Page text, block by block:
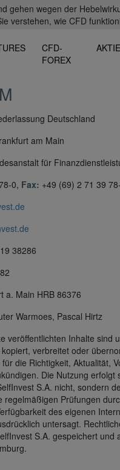
gehen wegen der
verstehen, wie CFD
CFD-
FOREX
Deutschland
am Main
für
0, Fax: +49 (69) 2 71 39
38286
a. Main HRB 86376
Warmoes, Pascal Hirtz
veröffentlichten Inhalte
verbreitet oder
für die Richtigkeit, Aktualität,
Die Nutzung
S.A. nicht, sondern
regelmäßigen Prüfungen
des eigenen
untersagt.
S.A. gespeichert